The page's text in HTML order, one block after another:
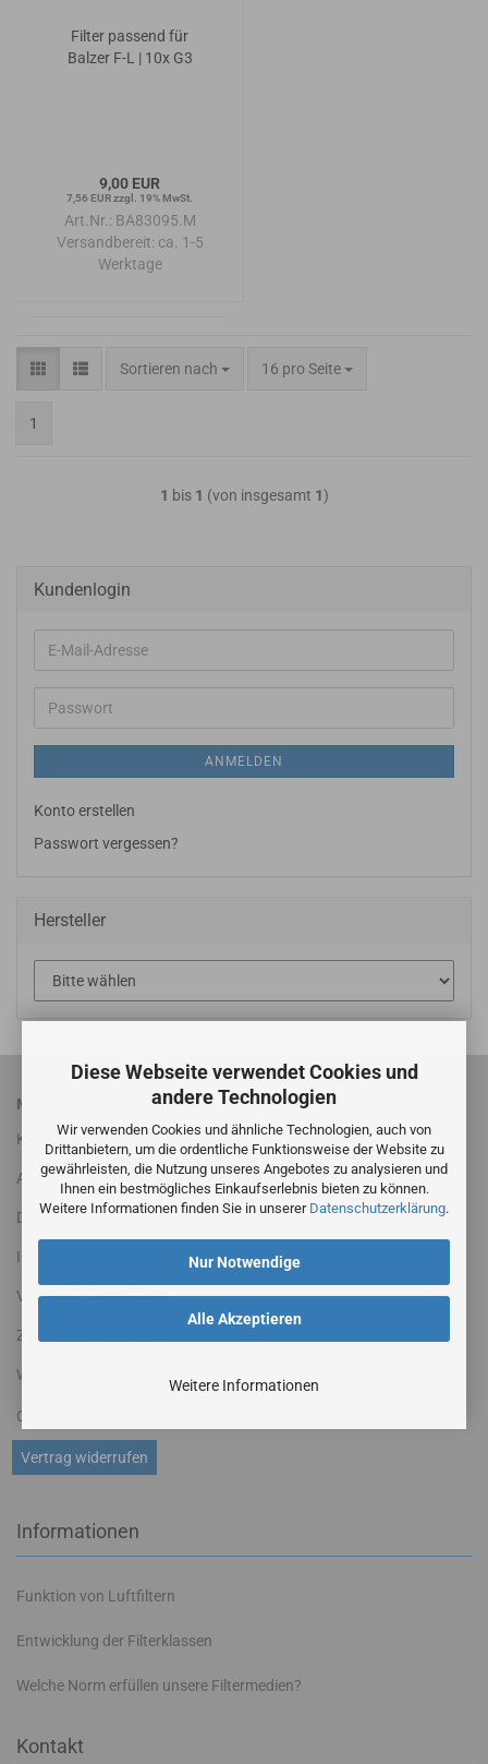
Diese Webseite verwendet Cookies und
andere Technologien
Wir verwenden Cookies und ähnliche Technologien, auch von
Drittanbietern, um die ordentliche Funktionsweise der Website zu
gewährleisten, die Nutzung unseres Angebotes zu analysieren und
Ihnen ein bestmögliches Einkaufserlebnis bieten zu können.
Weitere Informationen finden Sie in unserer Datenschutzerklärung.
Alle Akzeptieren
Nur Notwendige
Weitere Informationen
Filter passend für
Balzer F-L | 10x G3
9,00 EUR
7,56 EUR zzgl. 19% MwSt.
Art.Nr.: BA83095.M
Versandbereit: ca. 1-5
Werktage
Sortieren nach
Sortieren nach 16 pro Seite
pro Seite
1
1 bis 1 (von insgesamt 1)
Kundenlogin
E-
Mail-
Adresse
Passwort
ANMELDEN
Konto erstellen
Passwort vergessen?
Hersteller
MEHR ÜBER...
Kontakt
AGB
Datenschutzerklärung
Impressum
Versandinformationen
Zahlungsbedingungen
Widerrufsrecht & Widerrufsformular
Vertrag widerrufen
Cookie Einstellungen
Informationen
Funktion von Luftfiltern
Entwicklung der Filterklassen
Welche Norm erfüllen unsere Filtermedien?
Kontakt